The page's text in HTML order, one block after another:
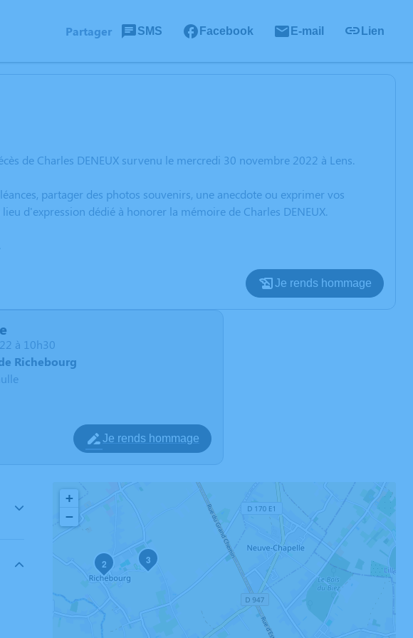
Partager SMS Facebook E-mail Lien
de Charles DENEUX survenu le mercredi 30 novembre 2022 à Lens.
partager des photos souvenirs, une anecdote ou exprimer vos
d'expression dédié à honorer la mémoire de Charles DENEUX.
Je rends hommage
à 10h30
Richebourg
Je rends hommage
2 3
+
−